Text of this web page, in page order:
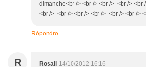
dimanche<br /> <br /> <br /> <br /> <br
<br /> <br /> <br /> <br /> <br /> <br />
Répondre
R Rosali 14/10/2012 16:16